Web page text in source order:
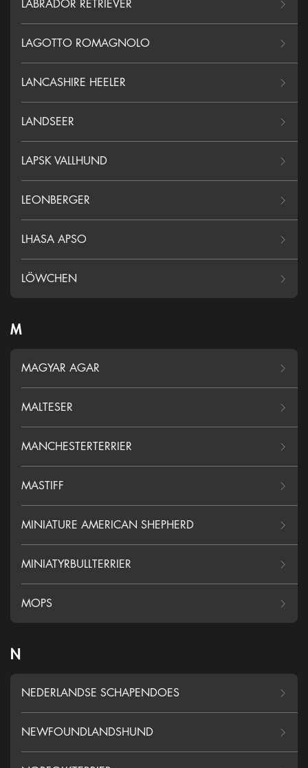
LABRADOR RETRIEVER
LAGOTTO ROMAGNOLO
LANCASHIRE HEELER
LANDSEER
LAPSK VALLHUND
LEONBERGER
LHASA APSO
LÖWCHEN
M
MAGYAR AGAR
MALTESER
MANCHESTERTERRIER
MASTIFF
MINIATURE AMERICAN SHEPHERD
MINIATYRBULLTERRIER
MOPS
N
NEDERLANDSE SCHAPENDOES
NEWFOUNDLANDSHUND